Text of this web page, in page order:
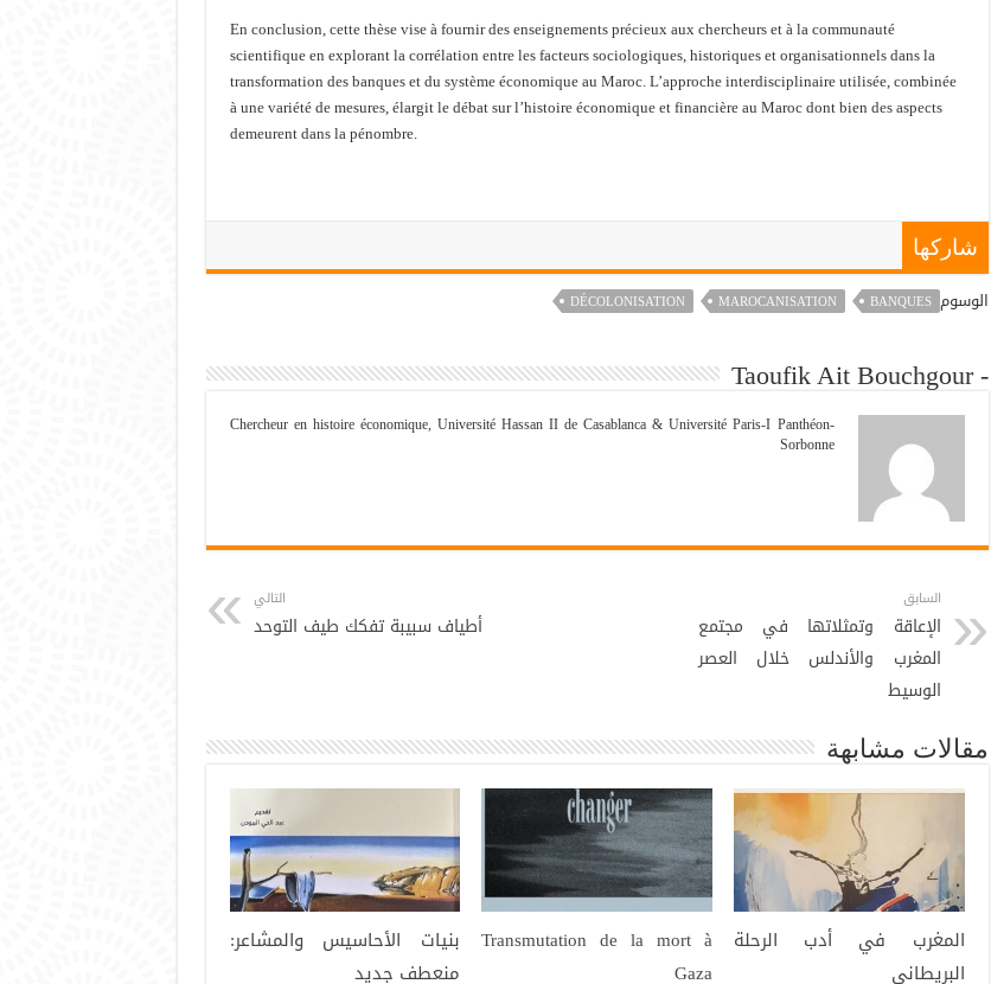
En conclusion, cette thèse vise à fournir des enseignements précieux aux chercheurs et à la communauté
scientifique en explorant la corrélation entre les facteurs sociologiques, historiques et organisationnels dans la
transformation des banques et du système économique au Maroc. L’approche interdisciplinaire utilisée, combinée
à une variété de mesures, élargit le débat sur l’histoire économique et financière au Maroc dont bien des aspects
demeurent dans la pénombre.
شاركها
الوسوم BANQUES
MAROCANISATION
DÉCOLONISATION
- Taoufik Ait Bouchgour
Chercheur en histoire économique, Université Hassan II de Casablanca & Université Paris-I Panthéon-
Sorbonne
السابق
الإعاقة وتمثلاتها في مجتمع
المغرب والأندلس خلال العصر
الوسيط
التالي
أطياف سبيبة تفكك طيف التوحد
مقالات مشابهة
المغرب في أدب الرحلة
البريطاني
Transmutation de la mort à
Gaza
بنيات الأحاسيس والمشاعر:
منعطف جديد